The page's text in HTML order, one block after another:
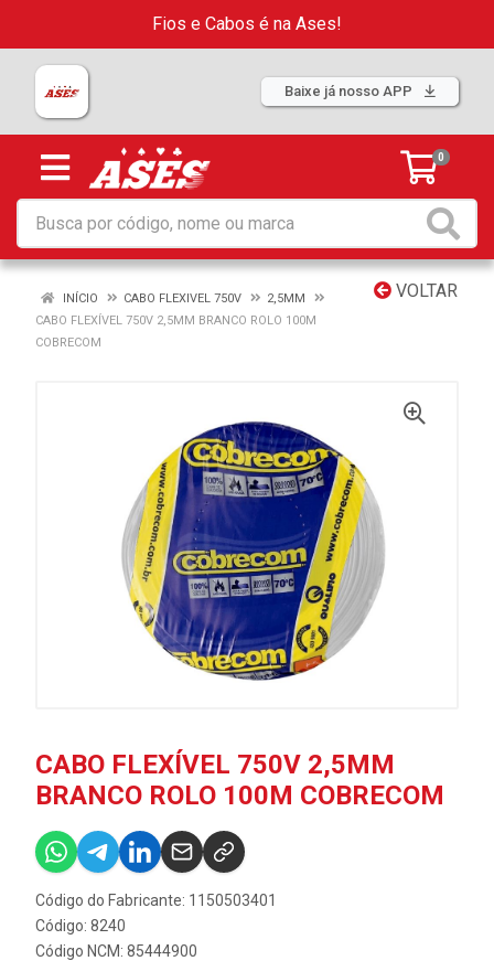
Fios e Cabos é na Ases!
Baixe já nosso APP
0
VOLTAR
INÍCIO CABO FLEXIVEL 750V
2,5MM
CABO FLEXÍVEL 750V 2,5MM BRANCO ROLO 100M
COBRECOM
CABO FLEXÍVEL 750V 2,5MM
BRANCO ROLO 100M COBRECOM
Código do Fabricante: 1150503401
Código: 8240
Código NCM: 85444900